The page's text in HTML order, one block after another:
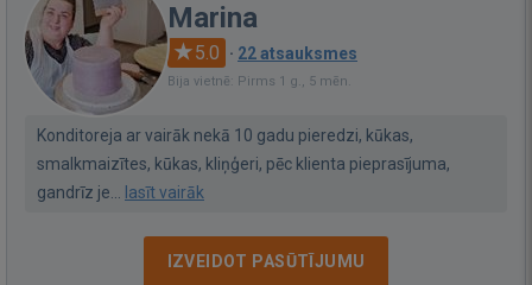
Marina
5.0 · 22 atsauksmes
Bija vietnē: Pirms 1 g., 5 mēn.
Konditoreja ar vairāk nekā 10 gadu pieredzi, kūkas,
smalkmaizītes, kūkas, kliņģeri, pēc klienta pieprasījuma,
gandrīz je...
lasīt vairāk
IZVEIDOT PASŪTĪJUMU